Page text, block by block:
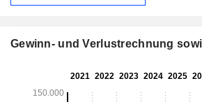
Gewinn- und Verlustrechnung